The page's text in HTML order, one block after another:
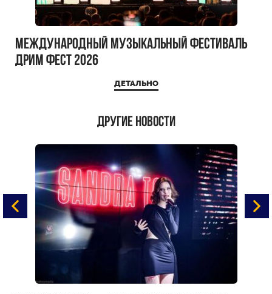
Международный музыкальный фестиваль
ДРИМ ФЕСТ 2026
ДЕТАЛЬНО
Другие новости